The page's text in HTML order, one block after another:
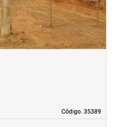
Código. 35389
Código. 35389